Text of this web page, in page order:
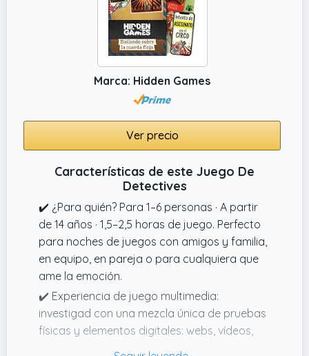
físicas y elementos digitales: webs, vídeos,
mensajes de voz, chats y llamadas reales.
¡Sumérgete en la piel de un detective y
encuentra al culpable!
Marca: Hidden Games
Ver precio
Características de este Juego De
Detectives
✔️ ¿Para quién? Para 1–6 personas · A partir
de 14 años · 1,5–2,5 horas de juego. Perfecto
para noches de juegos con amigos y familia,
en equipo, en pareja o para cualquiera que
ame la emoción.
✔️ Experiencia de juego multimedia:
investigad con una mezcla única de pruebas
físicas y elementos digitales: webs, vídeos,